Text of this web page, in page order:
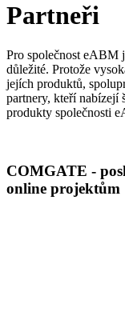
Partneři
Pro společnost eABM
důležité. Protože
jejích produktů,
partnery, kteří nabízejí
produkty společnosti
COMGATE -
online projektům